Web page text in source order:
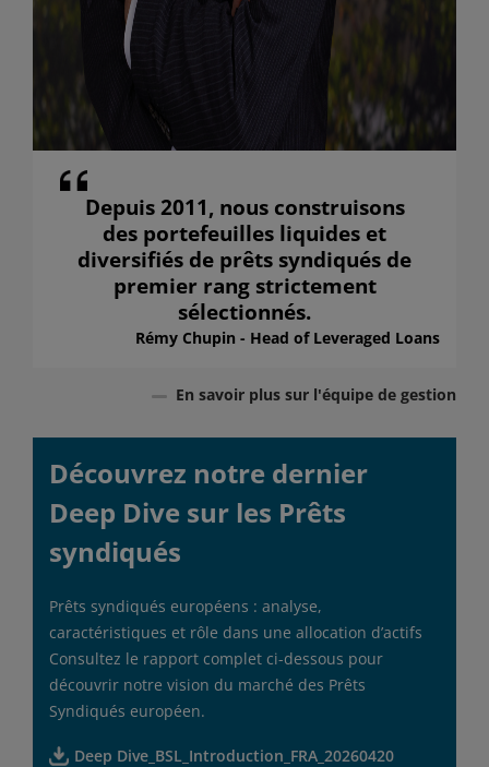
Depuis 2011, nous construisons
des portefeuilles liquides et
diversifiés de prêts syndiqués de
premier rang strictement
sélectionnés.
Rémy Chupin - Head of Leveraged Loans
En savoir plus sur l'équipe de gestion
Découvrez notre dernier
Deep Dive sur les Prêts
syndiqués
Prêts syndiqués européens : analyse,
caractéristiques et rôle dans une allocation d’actifs
Consultez le rapport complet ci-dessous pour
découvrir notre vision du marché des Prêts
Syndiqués européen.
Deep Dive_BSL_Introduction_FRA_20260420